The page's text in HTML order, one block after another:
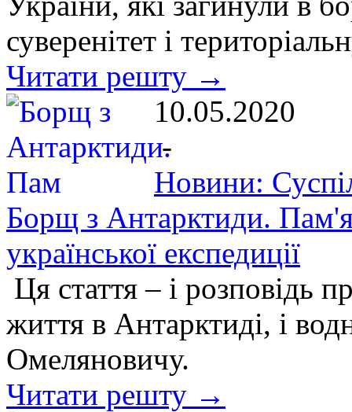
суверенітет і
Читати решту →
10.05.2020
-
Новини:
Борщ з Антарктиди.
української експедиції
Ця стаття – і розповідь
життя в Антарктиді, і
Омеляновичу.
Читати решту →